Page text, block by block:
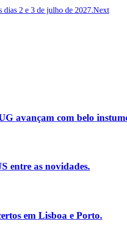
dias 2 e 3 de julho de 2027.Next
avançam com belo
entre as novidades.
em Lisboa e Porto.